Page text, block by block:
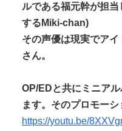
ルである福元幹が担当
するMiki-chan)
その声優は現実でア
さん。
OP/EDと共にミニア
ます。そのプロモーシ
https://youtu.be/